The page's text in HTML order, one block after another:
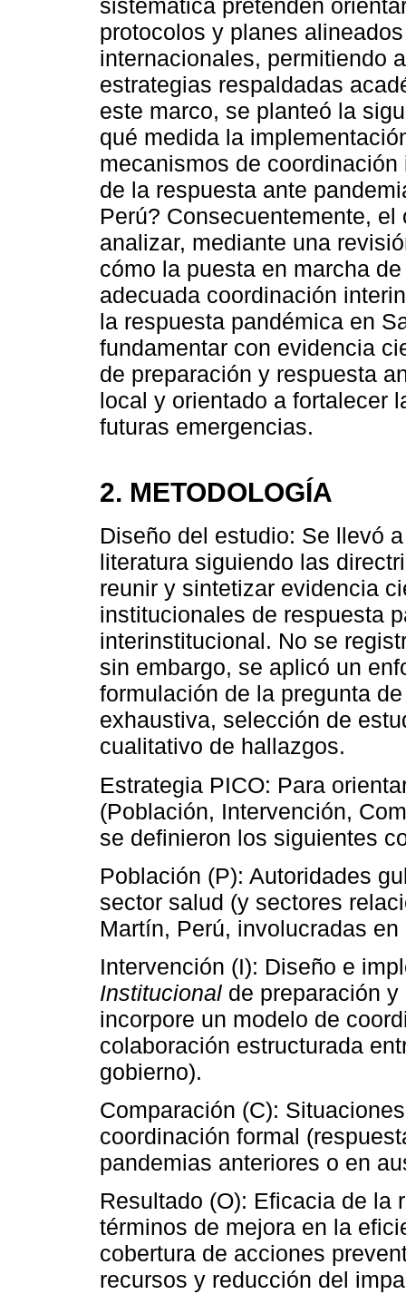
sistemática pretenden
protocolos y planes
internacionales, permitiendo
estrategias respaldadas
este marco, se planteó la
qué medida la
mecanismos de
de la respuesta ante
Perú? Consecuentemente,
analizar, mediante una
cómo la puesta en marcha
adecuada coordinación
la respuesta pandémica en
fundamentar con evidencia
de preparación y respuesta
local y orientado a fortalecer
futuras emergencias.
2. METODOLOGÍA
Diseño del estudio: Se llevó
literatura siguiendo las
reunir y sintetizar evidencia
institucionales de respuesta
interinstitucional. No se
sin embargo, se aplicó un
formulación de la pregunta
exhaustiva, selección de
cualitativo de hallazgos.
Estrategia PICO: Para
(Población, Intervención,
se definieron los siguientes
Población (P): Autoridades
sector salud (y sectores
Martín, Perú, involucradas
Intervención (I): Diseño e
Institucional de preparación
incorpore un modelo de
colaboración estructurada
gobierno).
Comparación (C):
coordinación formal
pandemias anteriores o en
Resultado (O): Eficacia de la
términos de mejora en la
cobertura de acciones
recursos y reducción del